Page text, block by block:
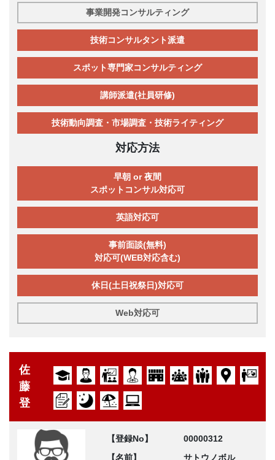
事業開発コンサルティング
技術コンサルタント派遣
スポット専門家コンサルティング
講師派遣(社員研修)
技術動向調査・市場調査・技術ライティング
対応方法
早朝 or 夜間
スポットコンサル対応可
英語対応可
事前面談(無料)
対応可(WEB対応含む)
休日(土日祝祭日)対応可
Web対応可
佐
藤
登
【登録No】
00000312
【名前】
サトウノボル